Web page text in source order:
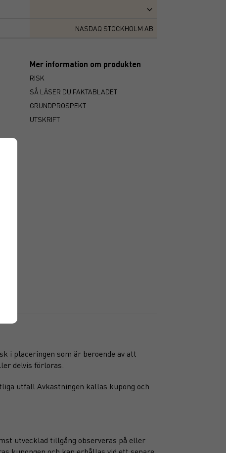
NASDAQ STOCKHOLM AB
Mer information om produkten
RISK
SÅ LÄSER DU FAKTABLADET
GRUNDPROSPEKT
UTSKRIFT
i placeringen som är beroende av att
delvis förloras.
utfall.Avkastningen kallas kupong och
utvecklad tillgång observeras på eller